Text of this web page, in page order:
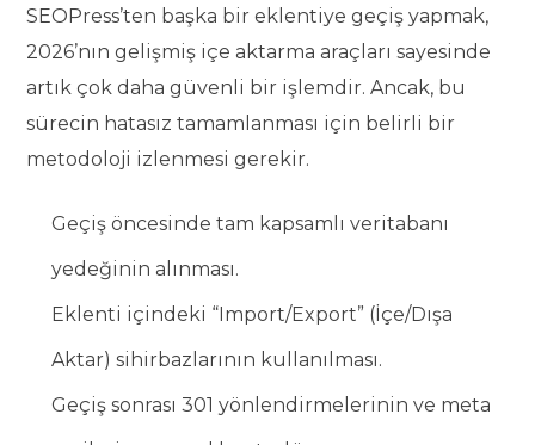
SEOPress’ten başka bir eklentiye geçiş yapmak,
2026’nın gelişmiş içe aktarma araçları sayesinde
artık çok daha güvenli bir işlemdir. Ancak, bu
sürecin hatasız tamamlanması için belirli bir
metodoloji izlenmesi gerekir.
Geçiş öncesinde tam kapsamlı veritabanı
yedeğinin alınması.
Eklenti içindeki “Import/Export” (İçe/Dışa
Aktar) sihirbazlarının kullanılması.
Geçiş sonrası 301 yönlendirmelerinin ve meta